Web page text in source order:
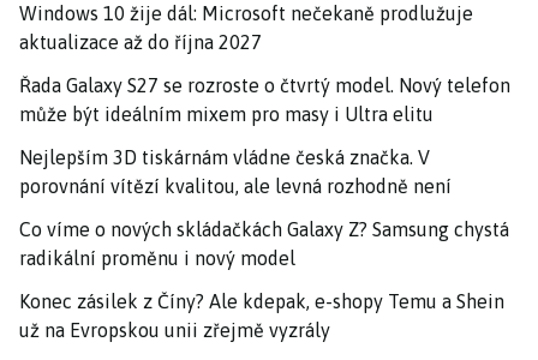
Windows 10 žije dál: Microsoft nečekaně prodlužuje
aktualizace až do října 2027
Řada Galaxy S27 se rozroste o čtvrtý model. Nový telefon
může být ideálním mixem pro masy i Ultra elitu
Nejlepším 3D tiskárnám vládne česká značka. V
porovnání vítězí kvalitou, ale levná rozhodně není
Co víme o nových skládačkách Galaxy Z? Samsung chystá
radikální proměnu i nový model
Konec zásilek z Číny? Ale kdepak, e-shopy Temu a Shein
už na Evropskou unii zřejmě vyzrály